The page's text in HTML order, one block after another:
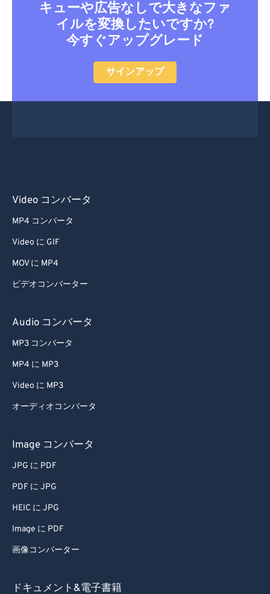
キューや広告なしで大きなファ
イルを変換したいですか?
今すぐアップグレード
サインアップ
Video コンバータ
MP4 コンバータ
Video に GIF
MOV に MP4
ビデオコンバーター
Audio コンバータ
MP3 コンバータ
MP4 に MP3
Video に MP3
オーディオコンバータ
Image コンバータ
JPG に PDF
PDF に JPG
HEIC に JPG
Image に PDF
画像コンバーター
ドキュメント&電子書籍